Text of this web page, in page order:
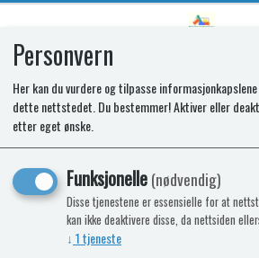
SR CONTR.KNOB
Personvern
Her kan du vurdere og tilpasse
dette nettstedet. Du bestemmer! Aktiver eller
etter eget ønske.
Funksjonelle(nødvendig)
Disse tjenestene er essensielle for at
kan ikke deaktivere disse, da nettsiden
↓ 1tjeneste